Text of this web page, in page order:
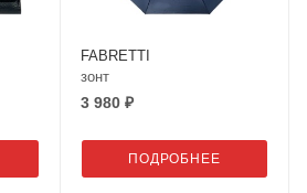
FABRETTI
зонт
3 980 ₽
ПОДРОБНЕЕ